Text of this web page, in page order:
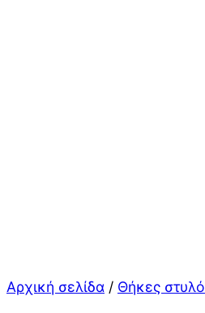
Αρχική σελίδα / Θήκες στυλό